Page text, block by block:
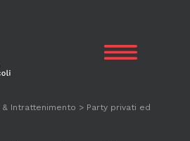
& Intrattenimento > Party privati ed